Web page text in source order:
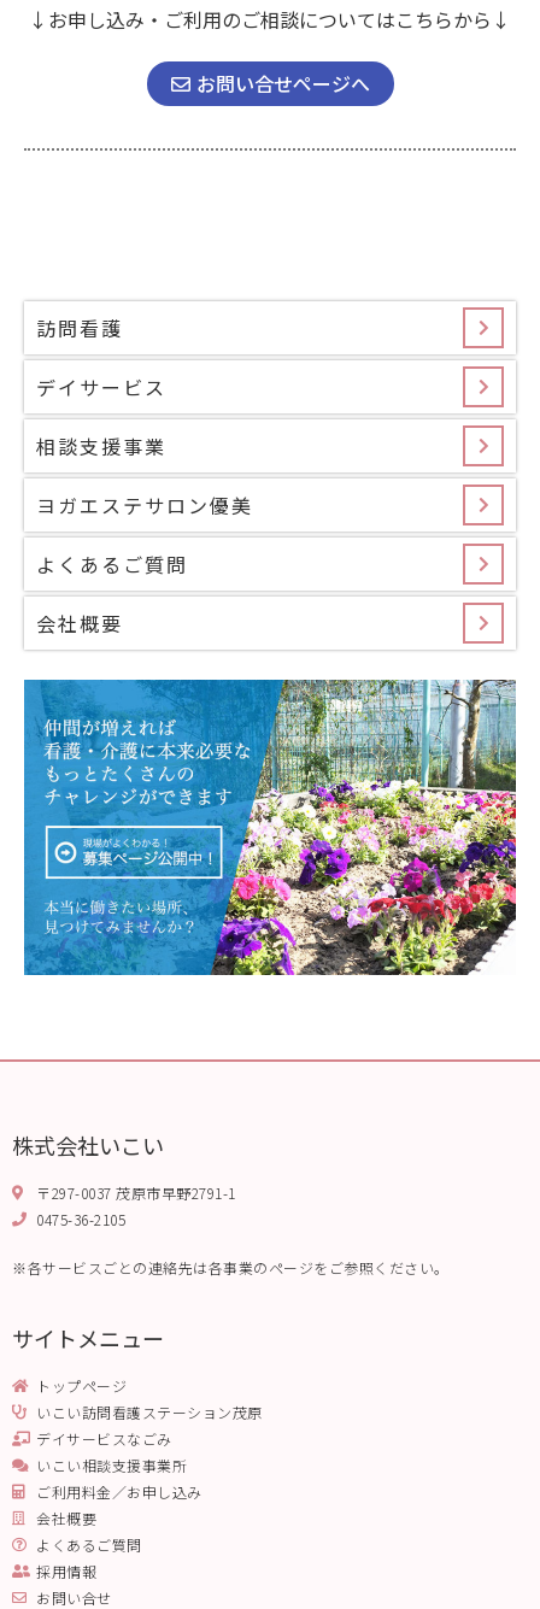
↓お申し込み・ご利用のご相談についてはこちらから↓
お問い合せページへ
訪問看護
デイサービス
相談支援事業
ヨガエステサロン優美
よくあるご質問
会社概要
株式会社いこい
〒297-0037 茂原市早野2791-1
0475-36-2105
※各サービスごとの連絡先は各事業のページをご参照ください。
サイトメニュー
トップページ
いこい訪問看護ステーション茂原
デイサービスなごみ
いこい相談支援事業所
ご利用料金／お申し込み
会社概要
よくあるご質問
採用情報
お問い合せ